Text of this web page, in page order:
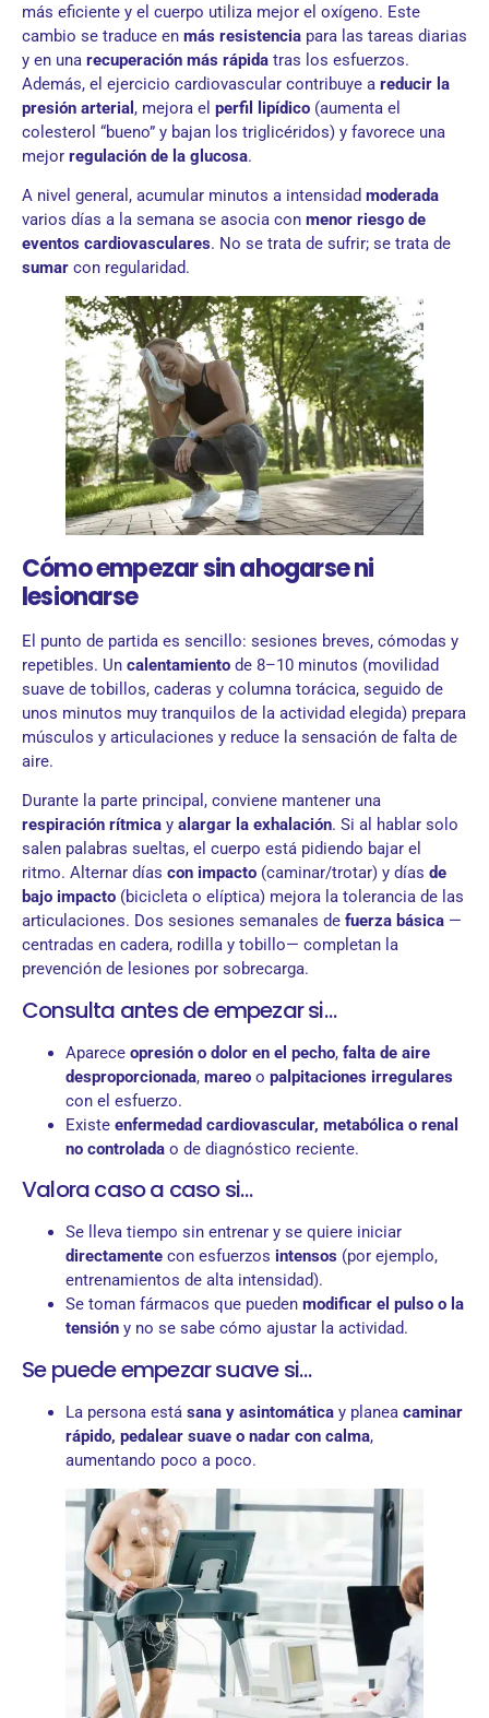
más eficiente y el cuerpo utiliza mejor el oxígeno. Este
cambio se traduce en más resistencia para las tareas diarias
y en una recuperación más rápida tras los esfuerzos.
Además, el ejercicio cardiovascular contribuye a reducir la
presión arterial , mejora el perfil lipídico (aumenta el
colesterol “bueno” y bajan los triglicéridos) y favorece una
mejor regulación de la glucosa.
A nivel general, acumular minutos a intensidad moderada
varios días a la semana se asocia con menor riesgo de
eventos cardiovasculares. No se trata de sufrir; se trata de
sumar con regularidad.
Cómo empezar sin ahogarse ni
lesionarse
El punto de partida es sencillo: sesiones breves, cómodas y
repetibles. Un calentamiento de 8–10 minutos (movilidad
suave de tobillos, caderas y columna torácica, seguido de
unos minutos muy tranquilos de la actividad elegida) prepara
músculos y articulaciones y reduce la sensación de falta de
aire.
Durante la parte principal, conviene mantener una
respiración rítmica y alargar la exhalación. Si al hablar solo
salen palabras sueltas, el cuerpo está pidiendo bajar el
ritmo. Alternar días con impacto (caminar/trotar) y días de
bajo impacto (bicicleta o elíptica) mejora la tolerancia de las
articulaciones. Dos sesiones semanales de fuerza básica —
centradas en cadera, rodilla y tobillo— completan la
prevención de lesiones por sobrecarga.
Consulta antes de empezar si…
Aparece opresión o dolor en el pecho, falta de aire
desproporcionada, mareo o palpitaciones irregulares
con el esfuerzo.
Existe enfermedad cardiovascular, metabólica o renal
no controlada o de diagnóstico reciente.
Valora caso a caso si…
Se lleva tiempo sin entrenar y se quiere iniciar
directamente con esfuerzos intensos (por ejemplo,
entrenamientos de alta intensidad).
Se toman fármacos que pueden modificar el pulso o la
tensión y no se sabe cómo ajustar la actividad.
Se puede empezar suave si…
La persona está sana y asintomática y planea caminar
rápido, pedalear suave o nadar con calma,
aumentando poco a poco.